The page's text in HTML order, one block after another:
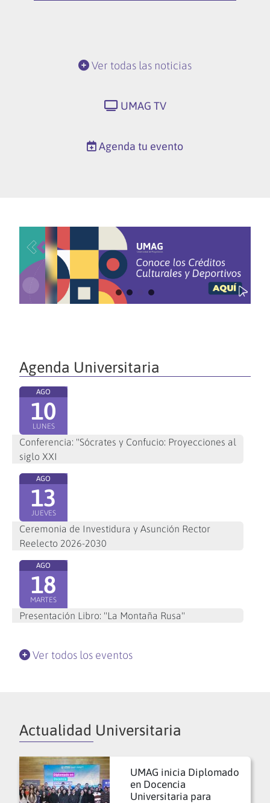
Ver todas las noticias
UMAG TV
Agenda tu evento
Agenda Universitaria
AGO
10
LUNES
Conferencia: "Sócrates y Confucio: Proyecciones al
siglo XXI
AGO
13
JUEVES
Ceremonia de Investidura y Asunción Rector
Reelecto 2026-2030
AGO
18
MARTES
Presentación Libro: "La Montaña Rusa"
Ver todos los eventos
Actualidad Universitaria
UMAG inicia Diplomado
en Docencia
Universitaria para